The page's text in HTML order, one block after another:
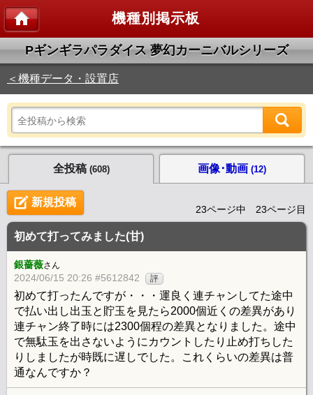
機種別掲示板
Pギンギラパラダイス 夢幻カーニバルシリーズ
＜機種データ・設置店
全投稿 (608) 画像･動画 (12)
新規投稿
23ページ中 23ページ目
初めて打ってみました(甘)
銀薔薇さん
2024/06/15 20:26 #5612842 評
初めて打ったんですが・・・運良く連チャンしてた途中
で払い出し出玉と貯玉を見たら2000個近くの差異があり
連チャン終了時には2300個程の差異となりました。途中
で無駄玉を出さないようにカウントしたり止め打ちした
りしましたが時既に遅しでした。これくらいの差異は普
通なんですか？